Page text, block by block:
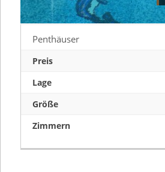
Penthäuser
Preis
Lage
Größe
Zimmern